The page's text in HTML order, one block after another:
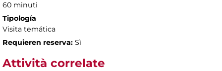
60 minuti
Tipología
Visita temática
Requieren reserva: Sì
Attività correlate